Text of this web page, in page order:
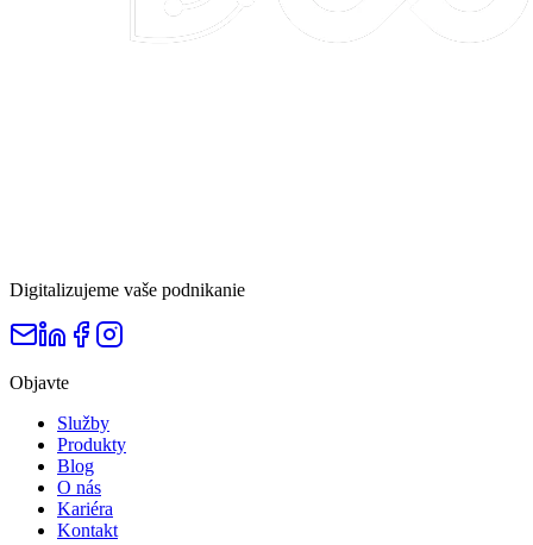
Digitalizujeme vaše podnikanie
Objavte
Služby
Produkty
Blog
O nás
Kariéra
Kontakt